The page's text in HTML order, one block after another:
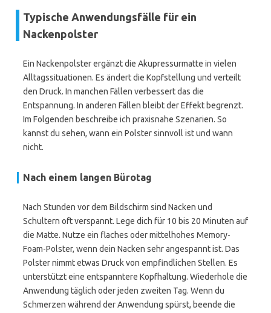
Typische Anwendungsfälle für ein
Nackenpolster
Ein Nackenpolster ergänzt die Akupressurmatte in vielen
Alltagssituationen. Es ändert die Kopfstellung und verteilt
den Druck. In manchen Fällen verbessert das die
Entspannung. In anderen Fällen bleibt der Effekt begrenzt.
Im Folgenden beschreibe ich praxisnahe Szenarien. So
kannst du sehen, wann ein Polster sinnvoll ist und wann
nicht.
Nach einem langen Bürotag
Nach Stunden vor dem Bildschirm sind Nacken und
Schultern oft verspannt. Lege dich für 10 bis 20 Minuten auf
die Matte. Nutze ein flaches oder mittelhohes Memory-
Foam-Polster, wenn dein Nacken sehr angespannt ist. Das
Polster nimmt etwas Druck von empfindlichen Stellen. Es
unterstützt eine entspanntere Kopfhaltung. Wiederhole die
Anwendung täglich oder jeden zweiten Tag. Wenn du
Schmerzen während der Anwendung spürst, beende die